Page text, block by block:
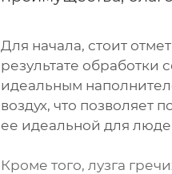
Для начала, стоит
результате обработки
идеальным
воздух, что позволяет
ее идеальной для
Кроме того, лузга